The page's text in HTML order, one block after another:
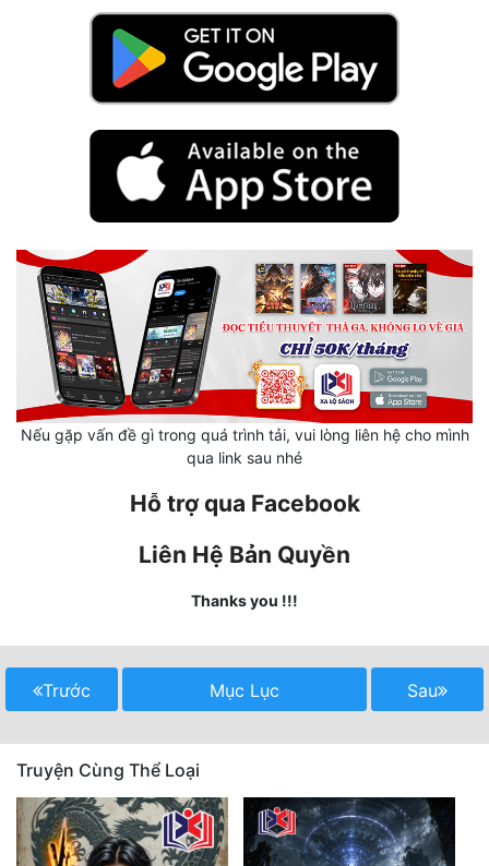
Khoa Huyễn Không Gian
Linh Dị
Làm Giàu
Lịch Sử
Mưu Mô
Nữ Phụ
Phương Tây
Phản Phái
Quan Trường
Nếu gặp vấn đề gì trong quá trình tải, vui lòng liên hệ cho mình
qua link sau nhé
Hỗ trợ qua Facebook
Liên Hệ Bản Quyền
Thanks you !!!
Trước Mục Lục Sau
Truyện Cùng Thể Loại